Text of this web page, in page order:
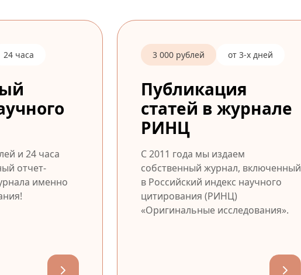
24 часа
и 24 часа
отчет-
именно
3 000 рублей от 3-х дней
Публикация
статей в журнале
РИНЦ
С 2011 года мы издаем
собственный журнал, включенный
в Российский индекс научного
цитирования (РИНЦ)
«Оригинальные исследования».